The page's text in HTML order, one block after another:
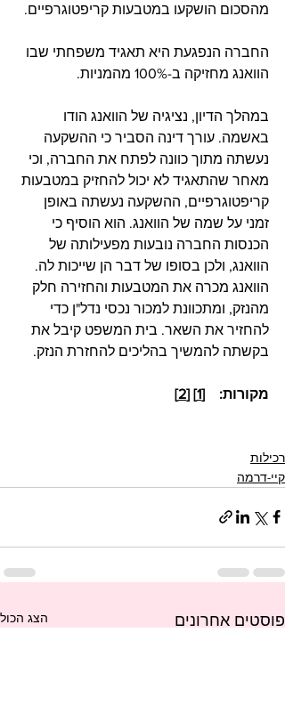
מהסכום הושקעו במטבעות קריפטוגרפיים.
החברה הנפגעת היא תאגיד משפחתי שבו
הוואנג מחזיקה ב-100% מהמניות.
במהלך הדיון, נציגיה של הוואנג הודו
באשמה. עורך דינה הסביר כי ההשקעה
נעשתה מתוך כוונה לפתח את החברה, וכי
מאחר שהתאגיד לא יכול להחזיק במטבעות
קריפטוגרפיים, ההשקעה נעשתה באופן
זמני על שמה של הוואנג. הוא הוסיף כי
הכנסות החברה נובעות מפעילותה של
הוואנג, ולכן בסופו של דבר הן שייכות לה.
הוואנג מכרה את המטבעות והחזירה חלק
מהנזק, ומתכוונת למכור נכסי נדל"ן כדי
להחזיר את השאר. בית המשפט קיבל את
בקשתה להמשיך בהליכים להחזרת הנזק.
מקורות:    [1
] [
2
]
רכילות
קיי-דרמה
פוסטים אחרונים הצג הכול